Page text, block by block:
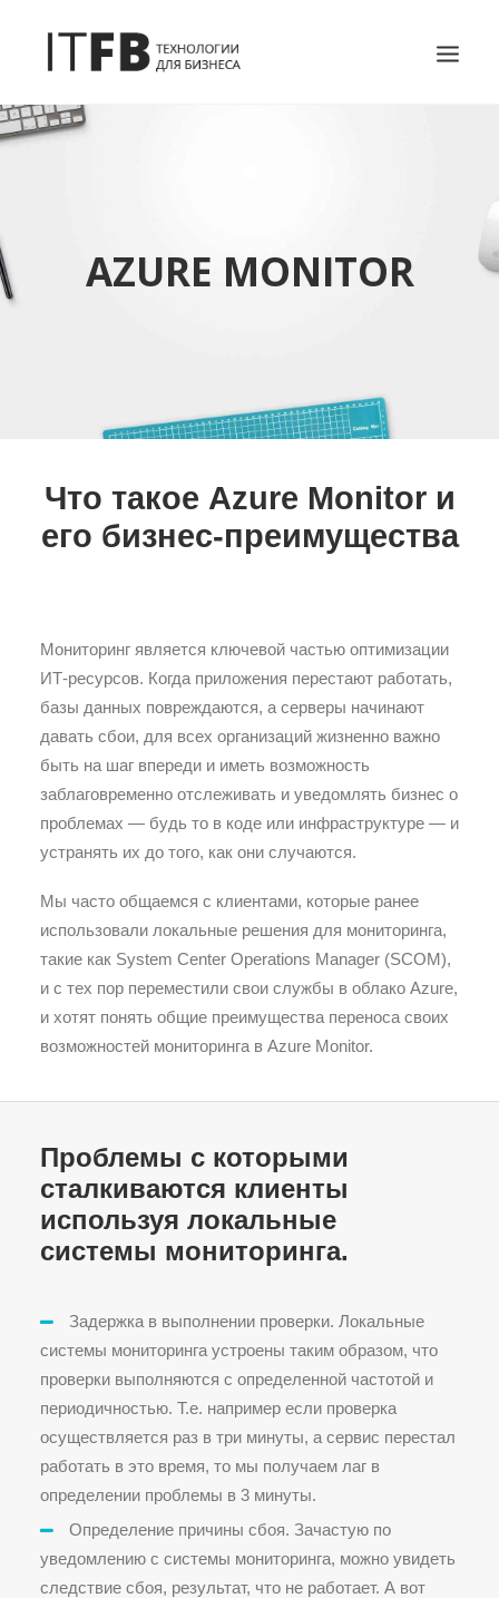
ИТ УСЛУГИ
AZURE MONITOR
Что такое Azure Monitor и
его бизнес-преимущества
Мониторинг является ключевой частью оптимизации
ИТ-ресурсов. Когда приложения перестают работать,
базы данных повреждаются, а серверы начинают
давать сбои, для всех организаций жизненно важно
быть на шаг впереди и иметь возможность
заблаговременно отслеживать и уведомлять бизнес о
проблемах — будь то в коде или инфраструктуре — и
устранять их до того, как они случаются.
Мы часто общаемся с клиентами, которые ранее
использовали локальные решения для мониторинга,
такие как System Center Operations Manager (SCOM),
и с тех пор переместили свои службы в облако Azure,
и хотят понять общие преимущества переноса своих
возможностей мониторинга в Azure Monitor.
Проблемы с которыми
сталкиваются клиенты
используя локальные
системы мониторинга.
Задержка в выполнении проверки. Локальные
системы мониторинга устроены таким образом, что
проверки выполняются с определенной частотой и
периодичностью. Т.е. например если проверка
осуществляется раз в три минуты, а сервис перестал
работать в это время, то мы получаем лаг в
определении проблемы в 3 минуты.
Определение причины сбоя. Зачастую по
уведомлению с системы мониторинга, можно увидеть
следствие сбоя, результат, что не работает. А вот